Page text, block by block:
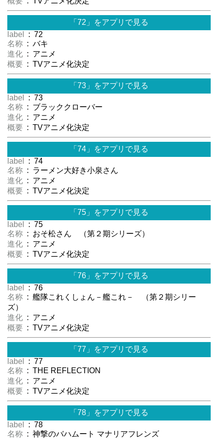
「72」をアプリで見る
label
: 72
名称 : バキ
進化 : アニメ
概要 : TVアニメ化決定
「73」をアプリで見る
label
: 73
名称 : ブラッククローバー
進化 : アニメ
概要 : TVアニメ化決定
「74」をアプリで見る
label
: 74
名称 : ラーメン大好き小泉さん
進化 : アニメ
概要 : TVアニメ化決定
「75」をアプリで見る
label
: 75
名称 : おそ松さん （第２期シリーズ）
進化 : アニメ
概要 : TVアニメ化決定
「76」をアプリで見る
label
: 76
名称 : 艦隊これくしょん－艦これ－ （第２期シリー
ズ）
進化 : アニメ
概要 : TVアニメ化決定
「77」をアプリで見る
label
: 77
名称 : THE REFLECTION
進化 : アニメ
概要 : TVアニメ化決定
「78」をアプリで見る
label
: 78
名称 : 神撃のバハムート マナリアフレンズ